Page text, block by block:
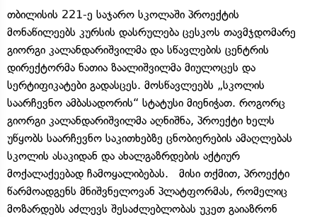
თბილისის 221-ე საჯარო სკოლაში პროექტის
მონაწილეებს კურსის დასრულება ცესკოს თავმჯდომარე
გიორგი კალანდარიშვილმა და სწავლების ცენტრის
დირექტორმა ნათია ზაალიშვილმა მიულოცეს და
სერტიფიკატები გადასცეს. მოსწავლეებს „სკოლის
საარჩევნო ამბასადორის“ სტატუსი მიენიჭათ. როგორც
გიორგი კალანდარიშვილმა აღნიშნა, პროექტი ხელს
უწყობს საარჩევნო საკითხებზე ცნობიერების ამაღლებას
სკოლის ასაკიდან და ახალგაზრდების აქტიურ
მოქალაქეებად ჩამოყალიბებას. მისი თქმით, პროექტი
წარმოადგენს მნიშვნელოვან პლატფორმას, რომელიც
მოზარდებს აძლევს შესაძლებლობას უკეთ გაიაზრონ